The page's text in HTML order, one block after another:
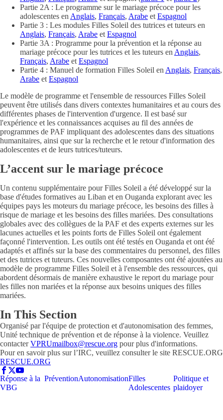
Partie 2A : Le programme sur le mariage précoce pour les
adolescentes en Anglais, Français, Arabe et Espagnol
Partie 3 : Les modules Filles Soleil des tutrices et tuteurs en
Anglais, Français, Arabe et Espagnol
Partie 3A : Programme pour la prévention et la réponse au
mariage précoce pour les tutrices et les tuteurs en Anglais,
Français, Arabe et Espagnol
Partie 4 : Manuel de formation Filles Soleil en Anglais, Français,
Arabe et Espagnol
Le modèle de programme et l'ensemble de ressources Filles Soleil
peuvent être utilisés dans divers contextes humanitaires et au cours des
différentes phases de l'intervention d'urgence. Il est basé sur
l'expérience et les connaissances acquises au fil des années de
programmes de PAF impliquant des adolescentes dans des situations
humanitaires, ainsi que sur la recherche et le retour d'information des
adolescentes et de leurs tutrices/tuteurs.
L’accent sur le mariage précoce
Un contenu supplémentaire pour Filles Soleil a été développé sur la
base d'études formatives au Liban et en Ouganda explorant avec les
équipes pays les moteurs du mariage précoce, les besoins des filles à
risque de mariage et les besoins des filles mariées. Des consultations
globales avec des collègues de la PAF et des experts externes sur les
lacunes actuelles et les points forts de Filles Soleil ont également
façonné l'intervention. Les outils ont été testés en Ouganda et ont été
adaptés et affinés sur la base des commentaires du personnel, des filles
et des tutrices et tuteurs. Ces nouvelles composantes ont été ajoutées au
modèle de programme Filles Soleil et à l'ensemble des ressources, qui
abordent désormais de manière exhaustive le report du mariage pour
les filles non mariées et la réponse aux besoins uniques des filles
mariées.
In This Section
Organisé par l'équipe de protection et d'autonomisation des femmes,
Unité technique de prévention et de réponse à la violence. Veuillez
contacterVPRUmailbox@rescue.org pour plus d'informations.
Pour en savoir plus sur l’IRC, veuillez consulter le site RESCUE.ORG
RESCUE.ORG
Réponse à la
VBG
PréventionAutonomisationFilles
Adolescentes
Politique et
plaidoyer